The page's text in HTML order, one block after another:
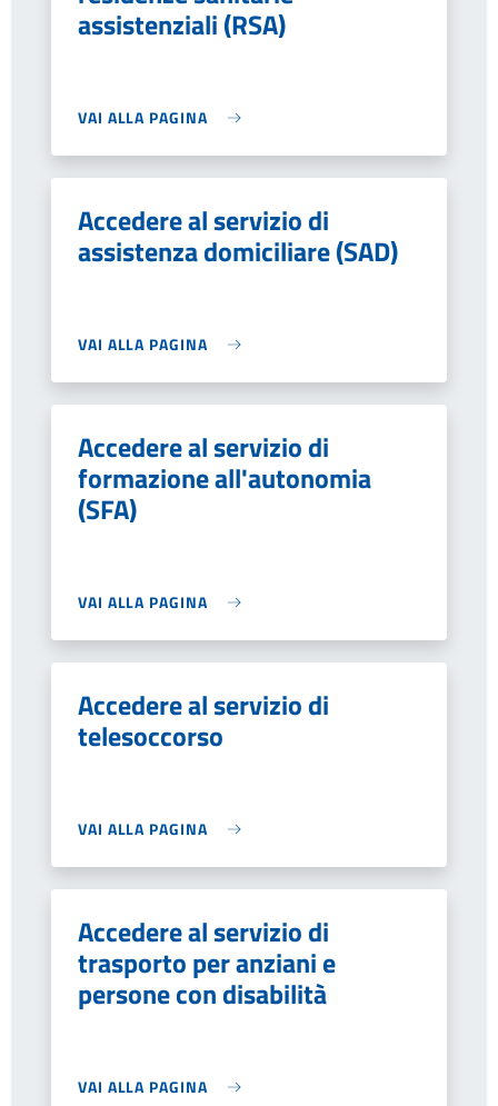
assistenziali (RSA)
VAI ALLA PAGINA
Accedere al servizio di
assistenza domiciliare (SAD)
VAI ALLA PAGINA
Accedere al servizio di
formazione all'autonomia
(SFA)
VAI ALLA PAGINA
Accedere al servizio di
telesoccorso
VAI ALLA PAGINA
Accedere al servizio di
trasporto per anziani e
persone con disabilità
VAI ALLA PAGINA